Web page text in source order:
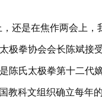
还是在焦作两会上，
极拳协会会长陈斌接
陈氏太极拳第十二代
教科文组织确立每年